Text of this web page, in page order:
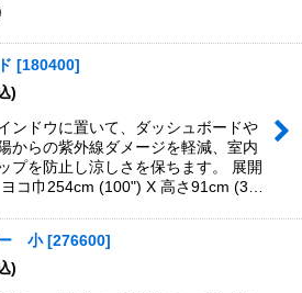
[180400]
)
ンドウに置いて、ダッシュボードや
からの紫外線ダメージを軽減、室内
プを防止し涼しさを保ちます。 展開
コ巾254cm (100") X 高さ91cm (3…
ー 小 [276600]
)